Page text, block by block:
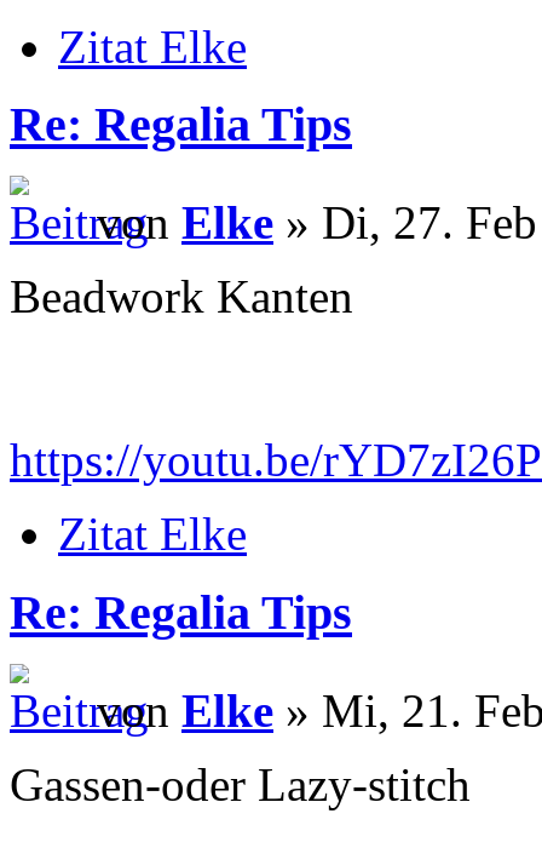
Zitat Elke
Re: Regalia Tips
von Elke » Di, 27.
Beadwork Kanten
https://youtu.be/
Zitat Elke
Re: Regalia Tips
von Elke » Mi, 21.
Gassen-oder Lazy-stitch